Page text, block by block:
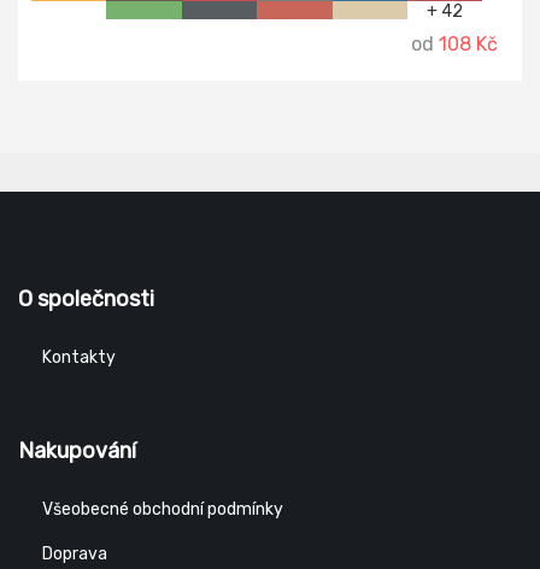
barvou ve spreji BELTON SPECTRAL najdete ten správný
odstín rychle a bezpečně. To vám umožní odstranit stopy
času jednoduchým a barevným způsobem. Použití
+ 42
od 108 Kč
O společnosti
Kontakty
Nakupování
Všeobecné obchodní podmínky
Doprava